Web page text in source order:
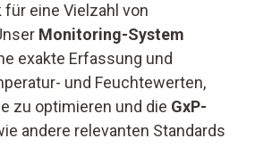
eine Vielzahl von
Monitoring-System
exakte Erfassung und
und Feuchtewerten,
zu optimieren und die GxP-
andere relevanten Standards